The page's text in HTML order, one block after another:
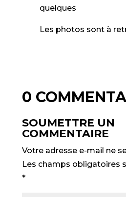
quelques
Les photos sont à
0
SOUMETTRE UN
COMMENTAIRE
Votre adresse e-mail ne
Les champs obligatoires
*